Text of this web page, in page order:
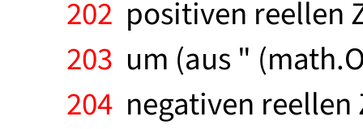
202 positiven reellen
203 um (aus "
204 negativen